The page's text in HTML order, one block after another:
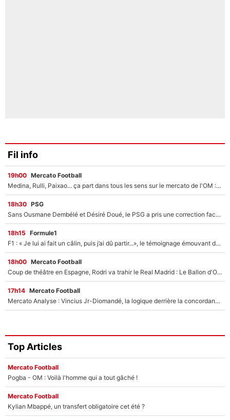
Fil info
19h00 Mercato Football
Medina, Rulli, Paixao... ça part dans tous les sens sur le mercato de l'OM : Frank McCourt va enfin récupérer l'argent qu'il attend ?
18h30 PSG
Sans Ousmane Dembélé et Désiré Doué, le PSG a pris une correction face à Majorque : Luis Enrique attend avec impatience des renforts !
18h15 Formule1
F1 : « Je lui ai fait un câlin, puis j’ai dû partir...», le témoignage émouvant de Max Verstappen sur sa fille
18h00 Mercato Football
Coup de théâtre en Espagne, Rodri va trahir le Real Madrid : Le Ballon d'Or a choisi de signer au FC Barcelone !
17h14 Mercato Football
Mercato Analyse : Vincius Jr-Diomandé, la logique derrière la concordance des temps
Top Articles
Mercato Football
Pogba - OM : Voilà l'homme qui a tout gâché !
Mercato Football
Kylian Mbappé, un transfert obligatoire cet été ?